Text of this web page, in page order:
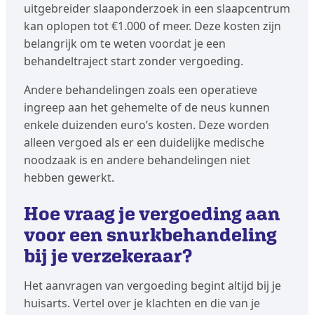
uitgebreider slaaponderzoek in een slaapcentrum
kan oplopen tot €1.000 of meer. Deze kosten zijn
belangrijk om te weten voordat je een
behandeltraject start zonder vergoeding.
Andere behandelingen zoals een operatieve
ingreep aan het gehemelte of de neus kunnen
enkele duizenden euro’s kosten. Deze worden
alleen vergoed als er een duidelijke medische
noodzaak is en andere behandelingen niet
hebben gewerkt.
Hoe vraag je vergoeding aan
voor een snurkbehandeling
bij je verzekeraar?
Het aanvragen van vergoeding begint altijd bij je
huisarts. Vertel over je klachten en die van je